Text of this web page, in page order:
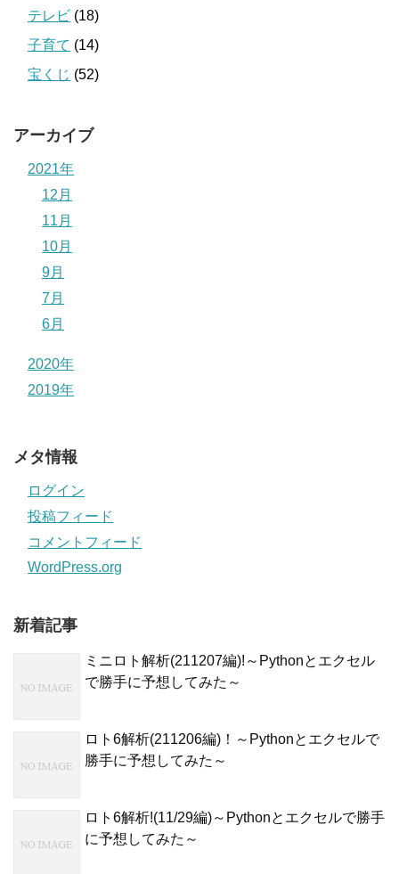
テレビ (18)
子育て (14)
宝くじ (52)
アーカイブ
2021年
12月
11月
10月
9月
7月
6月
2020年
2019年
メタ情報
ログイン
投稿フィード
コメントフィード
WordPress.org
新着記事
ミニロト解析(211207編)!～Pythonとエクセル
で勝手に予想してみた～
ロト6解析(211206編)！～Pythonとエクセルで
勝手に予想してみた～
ロト6解析!(11/29編)～Pythonとエクセルで勝手
に予想してみた～